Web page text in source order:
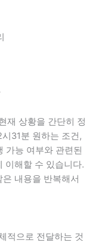
재 상황을 간단히 정
31분 원하는 조건,
가능 여부와 관련된
이해할 수 있습니다.
내용을 반복해서
적으로 전달하는 것